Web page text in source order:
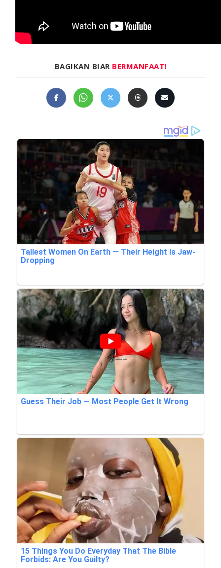
BAGIKAN BIAR BERMANFAAT!